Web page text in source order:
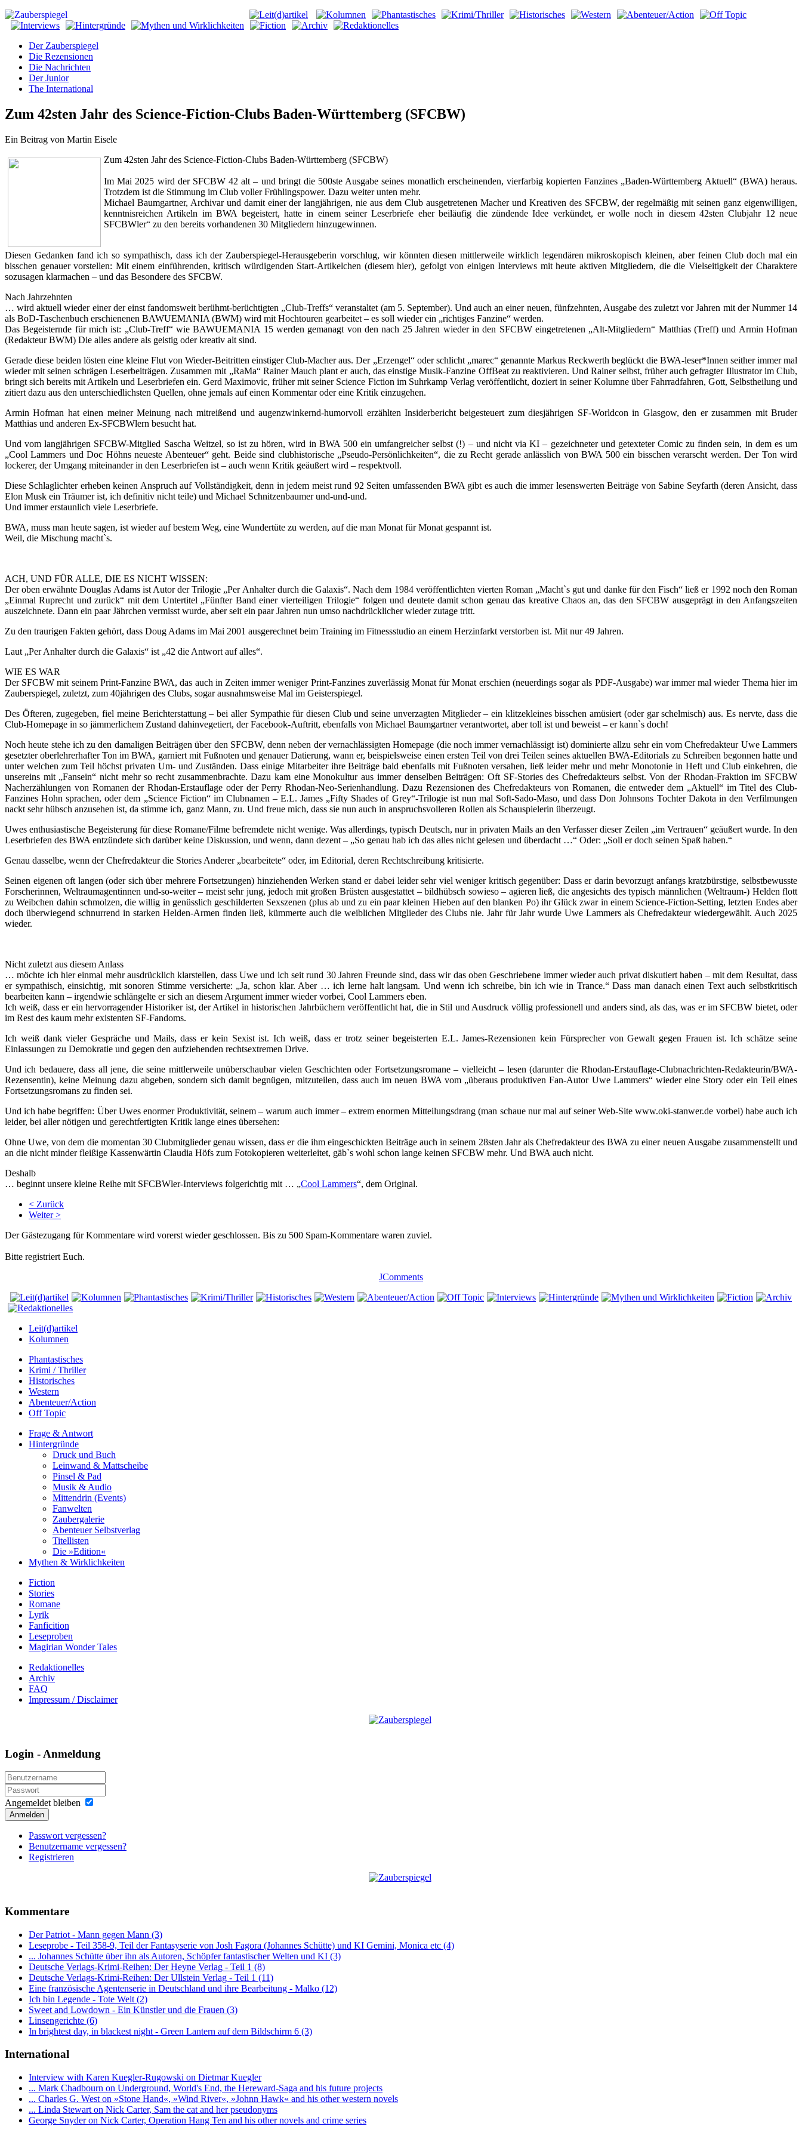
Der Zauberspiegel
Die Rezensionen
Die Nachrichten
Der Junior
The International
Zum 42sten Jahr des Science-Fiction-Clubs Baden-Württemberg (SFCBW)
Ein Beitrag von Martin Eisele
Zum 42sten Jahr des Science-Fiction-Clubs Baden-Württemberg (SFCBW)
Im Mai 2025 wird der SFCBW 42 alt – und bringt die 500ste Ausgabe seines monatlich erscheinenden, vierfarbig kopierten Fanzines „Baden-Württemberg Aktuell“ (BWA) heraus.
Trotzdem ist die Stimmung im Club voller Frühlingspower. Dazu weiter unten mehr.
Michael Baumgartner, Archivar und damit einer der langjährigen, nie aus dem Club ausgetretenen Macher und Kreativen des SFCBW, der regelmäßig mit seinen ganz eigenwilligen,
kenntnisreichen Artikeln im BWA begeistert, hatte in einem seiner Leserbriefe eher beiläufig die zündende Idee verkündet, er wolle noch in diesem 42sten Clubjahr 12 neue
SFCBWler“ zu den bereits vorhandenen 30 Mitgliedern hinzugewinnen.
Diesen Gedanken fand ich so sympathisch, dass ich der Zauberspiegel-Herausgeberin vorschlug, wir könnten diesen mittlerweile wirklich legendären mikroskopisch kleinen, aber feinen Club doch mal ein
bisschen genauer vorstellen: Mit einem einführenden, kritisch würdigenden Start-Artikelchen (diesem hier), gefolgt von einigen Interviews mit heute aktiven Mitgliedern, die die Vielseitigkeit der Charaktere
sozusagen klarmachen – und das Besondere des SFCBW.
Nach Jahrzehnten
… wird aktuell wieder einer der einst fandomsweit berühmt-berüchtigten „Club-Treffs“ veranstaltet (am 5. September). Und auch an einer neuen, fünfzehnten, Ausgabe des zuletzt vor Jahren mit der Nummer 14
als BoD-Taschenbuch erschienenen BAWUEMANIA (BWM) wird mit Hochtouren gearbeitet – es soll wieder ein „richtiges Fanzine“ werden.
Das Begeisternde für mich ist: „Club-Treff“ wie BAWUEMANIA 15 werden gemanagt von den nach 25 Jahren wieder in den SFCBW eingetretenen „Alt-Mitgliedern“ Matthias (Treff) und Armin Hofman
(Redakteur BWM) Die alles andere als geistig oder kreativ alt sind.
Gerade diese beiden lösten eine kleine Flut von Wieder-Beitritten einstiger Club-Macher aus. Der „Erzengel“ oder schlicht „marec“ genannte Markus Reckwerth beglückt die BWA-leser*Innen seither immer mal
wieder mit seinen schrägen Leserbeiträgen. Zusammen mit „RaMa“ Rainer Mauch plant er auch, das einstige Musik-Fanzine OffBeat zu reaktivieren. Und Rainer selbst, früher auch gefragter Illustrator im Club,
bringt sich bereits mit Artikeln und Leserbriefen ein. Gerd Maximovic, früher mit seiner Science Fiction im Suhrkamp Verlag veröffentlicht, doziert in seiner Kolumne über Fahrradfahren, Gott, Selbstheilung und
zitiert dazu aus den unterschiedlichsten Quellen, ohne jemals auf einen Kommentar oder eine Kritik einzugehen.
Armin Hofman hat einen meiner Meinung nach mitreißend und augenzwinkernd-humorvoll erzählten Insiderbericht beigesteuert zum diesjährigen SF-Worldcon in Glasgow, den er zusammen mit Bruder
Matthias und anderen Ex-SFCBWlern besucht hat.
Und vom langjährigen SFCBW-Mitglied Sascha Weitzel, so ist zu hören, wird in BWA 500 ein umfangreicher selbst (!) – und nicht via KI – gezeichneter und getexteter Comic zu finden sein, in dem es um
„Cool Lammers und Doc Höhns neueste Abenteuer“ geht. Beide sind clubhistorische „Pseudo-Persönlichkeiten“, die zu Recht gerade anlässlich von BWA 500 ein bisschen verarscht werden. Der Ton wird
lockerer, der Umgang miteinander in den Leserbriefen ist – auch wenn Kritik geäußert wird – respektvoll.
Diese Schlaglichter erheben keinen Anspruch auf Vollständigkeit, denn in jedem meist rund 92 Seiten umfassenden BWA gibt es auch die immer lesenswerten Beiträge von Sabine Seyfarth (deren Ansicht, dass
Elon Musk ein Träumer ist, ich definitiv nicht teile) und Michael Schnitzenbaumer und-und-und.
Und immer erstaunlich viele Leserbriefe.
BWA, muss man heute sagen, ist wieder auf bestem Weg, eine Wundertüte zu werden, auf die man Monat für Monat gespannt ist.
Weil, die Mischung macht`s.
ACH, UND FÜR ALLE, DIE ES NICHT WISSEN:
Der oben erwähnte Douglas Adams ist Autor der Trilogie „Per Anhalter durch die Galaxis“. Nach dem 1984 veröffentlichten vierten Roman „Macht`s gut und danke für den Fisch“ ließ er 1992 noch den Roman
„Einmal Ruprecht und zurück“ mit dem Untertitel „Fünfter Band einer vierteiligen Trilogie“ folgen und deutete damit schon genau das kreative Chaos an, das den SFCBW ausgeprägt in den Anfangszeiten
auszeichnete. Dann ein paar Jährchen vermisst wurde, aber seit ein paar Jahren nun umso nachdrücklicher wieder zutage tritt.
Zu den traurigen Fakten gehört, dass Doug Adams im Mai 2001 ausgerechnet beim Training im Fitnessstudio an einem Herzinfarkt verstorben ist. Mit nur 49 Jahren.
Laut „Per Anhalter durch die Galaxis“ ist „42 die Antwort auf alles“.
WIE ES WAR
Der SFCBW mit seinem Print-Fanzine BWA, das auch in Zeiten immer weniger Print-Fanzines zuverlässig Monat für Monat erschien (neuerdings sogar als PDF-Ausgabe) war immer mal wieder Thema hier im
Zauberspiegel, zuletzt, zum 40jährigen des Clubs, sogar ausnahmsweise Mal im Geisterspiegel.
Des Öfteren, zugegeben, fiel meine Berichterstattung – bei aller Sympathie für diesen Club und seine unverzagten Mitglieder – ein klitzekleines bisschen amüsiert (oder gar schelmisch) aus. Es nervte, dass die
Club-Homepage in so jämmerlichem Zustand dahinvegetiert, der Facebook-Auftritt, ebenfalls von Michael Baumgartner verantwortet, aber toll ist und beweist – er kann`s doch!
Noch heute stehe ich zu den damaligen Beiträgen über den SFCBW, denn neben der vernachlässigten Homepage (die noch immer vernachlässigt ist) dominierte allzu sehr ein vom Chefredakteur Uwe Lammers
gesetzter oberlehrerhafter Ton im BWA, garniert mit Fußnoten und genauer Datierung, wann er, beispielsweise einen ersten Teil von drei Teilen seines aktuellen BWA-Editorials zu Schreiben begonnen hatte und
unter welchen zum Teil höchst privaten Um- und Zuständen. Dass einige Mitarbeiter ihre Beiträge bald ebenfalls mit Fußnoten versahen, ließ leider mehr und mehr Monotonie in Heft und Club einkehren, die
unsereins mit „Fansein“ nicht mehr so recht zusammenbrachte. Dazu kam eine Monokultur aus immer denselben Beiträgen: Oft SF-Stories des Chefredakteurs selbst. Von der Rhodan-Fraktion im SFCBW
Nacherzählungen von Romanen der Rhodan-Erstauflage oder der Perry Rhodan-Neo-Serienhandlung. Dazu Rezensionen des Chefredakteurs von Romanen, die entweder dem „Aktuell“ im Titel des Club-
Fanzines Hohn sprachen, oder dem „Science Fiction“ im Clubnamen – E.L. James „Fifty Shades of Grey“-Trilogie ist nun mal Soft-Sado-Maso, und dass Don Johnsons Tochter Dakota in den Verfilmungen
nackt sehr hübsch anzusehen ist, da stimme ich, ganz Mann, zu. Und freue mich, dass sie nun auch in anspruchsvolleren Rollen als Schauspielerin überzeugt.
Uwes enthusiastische Begeisterung für diese Romane/Filme befremdete nicht wenige. Was allerdings, typisch Deutsch, nur in privaten Mails an den Verfasser dieser Zeilen „im Vertrauen“ geäußert wurde. In den
Leserbriefen des BWA entzündete sich darüber keine Diskussion, und wenn, dann dezent – „So genau hab ich das alles nicht gelesen und überdacht …“ Oder: „Soll er doch seinen Spaß haben.“
Genau dasselbe, wenn der Chefredakteur die Stories Anderer „bearbeitete“ oder, im Editorial, deren Rechtschreibung kritisierte.
Seinen eigenen oft langen (oder sich über mehrere Fortsetzungen) hinziehenden Werken stand er dabei leider sehr viel weniger kritisch gegenüber: Dass er darin bevorzugt anfangs kratzbürstige, selbstbewusste
Forscherinnen, Weltraumagentinnen und-so-weiter – meist sehr jung, jedoch mit großen Brüsten ausgestattet – bildhübsch sowieso – agieren ließ, die angesichts des typisch männlichen (Weltraum-) Helden flott
zu Weibchen dahin schmolzen, die willig in genüsslich geschilderten Sexszenen (plus ab und zu ein paar kleinen Hieben auf den blanken Po) ihr Glück zwar in einem Science-Fiction-Setting, letzten Endes aber
doch überwiegend schnurrend in starken Helden-Armen finden ließ, kümmerte auch die weiblichen Mitglieder des Clubs nie. Jahr für Jahr wurde Uwe Lammers als Chefredakteur wiedergewählt. Auch 2025
wieder.
Nicht zuletzt aus diesem Anlass
… möchte ich hier einmal mehr ausdrücklich klarstellen, dass Uwe und ich seit rund 30 Jahren Freunde sind, dass wir das oben Geschriebene immer wieder auch privat diskutiert haben – mit dem Resultat, dass
er sympathisch, einsichtig, mit sonoren Stimme versicherte: „Ja, schon klar. Aber … ich lerne halt langsam. Und wenn ich schreibe, bin ich wie in Trance.“ Dass man danach einen Text auch selbstkritisch
bearbeiten kann – irgendwie schlängelte er sich an diesem Argument immer wieder vorbei, Cool Lammers eben.
Ich weiß, dass er ein hervorragender Historiker ist, der Artikel in historischen Jahrbüchern veröffentlicht hat, die in Stil und Ausdruck völlig professionell und anders sind, als das, was er im SFCBW bietet, oder
im Rest des kaum mehr existenten SF-Fandoms.
Ich weiß dank vieler Gespräche und Mails, dass er kein Sexist ist. Ich weiß, dass er trotz seiner begeisterten E.L. James-Rezensionen kein Fürsprecher von Gewalt gegen Frauen ist. Ich schätze seine
Einlassungen zu Demokratie und gegen den aufziehenden rechtsextremen Drive.
Und ich bedauere, dass all jene, die seine mittlerweile unüberschaubar vielen Geschichten oder Fortsetzungsromane – vielleicht – lesen (darunter die Rhodan-Erstauflage-Clubnachrichten-Redakteurin/BWA-
Rezensentin), keine Meinung dazu abgeben, sondern sich damit begnügen, mitzuteilen, dass auch im neuen BWA vom „überaus produktiven Fan-Autor Uwe Lammers“ wieder eine Story oder ein Teil eines
Fortsetzungsromans zu finden sei.
Und ich habe begriffen: Über Uwes enormer Produktivität, seinem – warum auch immer – extrem enormen Mitteilungsdrang (man schaue nur mal auf seiner Web-Site www.oki-stanwer.de vorbei) habe auch ich
leider, bei aller nötigen und gerechtfertigten Kritik lange eines übersehen:
Ohne Uwe, von dem die momentan 30 Clubmitglieder genau wissen, dass er die ihm eingeschickten Beiträge auch in seinem 28sten Jahr als Chefredakteur des BWA zu einer neuen Ausgabe zusammenstellt und
an die nicht minder fleißige Kassenwärtin Claudia Höfs zum Fotokopieren weiterleitet, gäb`s wohl schon lange keinen SFCBW mehr. Und BWA auch nicht.
Deshalb
… beginnt unsere kleine Reihe mit SFCBWler-Interviews folgerichtig mit … „Cool Lammers“, dem Original.
< Zurück
Weiter >
Der Gästezugang für Kommentare wird vorerst wieder geschlossen. Bis zu 500 Spam-Kommentare waren zuviel.
Bitte registriert Euch.
JComments
Leit(d)artikel
Kolumnen
Phantastisches
Krimi / Thriller
Historisches
Western
Abenteuer/Action
Off Topic
Frage & Antwort
Hintergründe
Druck und Buch
Leinwand & Mattscheibe
Pinsel & Pad
Musik & Audio
Mittendrin (Events)
Fanwelten
Zaubergalerie
Abenteuer Selbstverlag
Titellisten
Die »Edition«
Mythen & Wirklichkeiten
Fiction
Stories
Romane
Lyrik
Fanficition
Leseproben
Magirian Wonder Tales
Redaktionelles
Archiv
FAQ
Impressum / Disclaimer
Login - Anmeldung
Angemeldet bleiben
Anmelden
Passwort vergessen?
Benutzername vergessen?
Registrieren
Kommentare
Der Patriot - Mann gegen Mann (3)
Leseprobe - Teil 358-9, Teil der Fantasyserie von Josh Fagora (Johannes Schütte) und KI Gemini, Monica etc (4)
... Johannes Schütte über ihn als Autoren, Schöpfer fantastischer Welten und KI (3)
Deutsche Verlags-Krimi-Reihen: Der Heyne Verlag - Teil 1 (8)
Deutsche Verlags-Krimi-Reihen: Der Ullstein Verlag - Teil 1 (11)
Eine französische Agentenserie in Deutschland und ihre Bearbeitung - Malko (12)
Ich bin Legende - Tote Welt (2)
Sweet and Lowdown - Ein Künstler und die Frauen (3)
Linsengerichte (6)
In brightest day, in blackest night - Green Lantern auf dem Bildschirm 6 (3)
International
Interview with Karen Kuegler-Rugowski on Dietmar Kuegler
... Mark Chadbourn on Underground, World's End, the Hereward-Saga and his future projects
... Charles G. West on »Stone Hand«, »Wind River«, »Johnn Hawk« and his other western novels
... Linda Stewart on Nick Carter, Sam the cat and her pseudonyms
George Snyder on Nick Carter, Operation Hang Ten and his other novels and crime series